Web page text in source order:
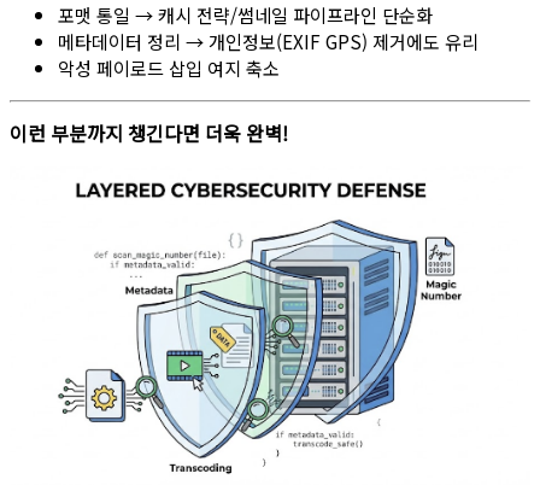
포맷 통일 → 캐시 전략/썸네일 파이프라인 단순화
메타데이터 정리 → 개인정보(EXIF GPS) 제거에도 유리
악성 페이로드 삽입 여지 축소
이런 부분까지 챙긴다면 더욱 완벽!